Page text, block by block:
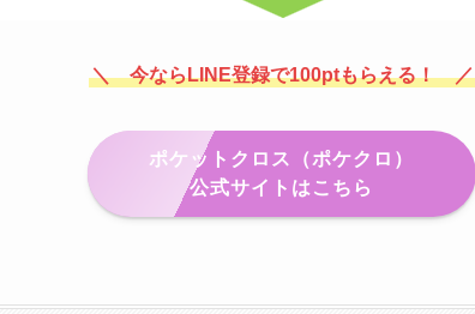
＼ 今ならLINE登録で100ptもらえる！ ／
ポケットクロス（ポケクロ）
公式サイトはこちら